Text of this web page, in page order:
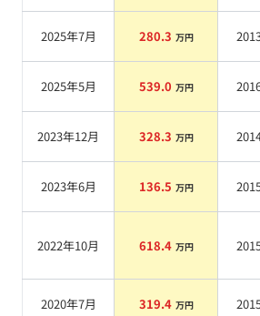
2025年7月 280.3 万円
2025年5月 539.0 万円
2023年12月 328.3 万円
2023年6月 136.5 万円
2022年10月 618.4 万円
2020年7月 319.4 万円